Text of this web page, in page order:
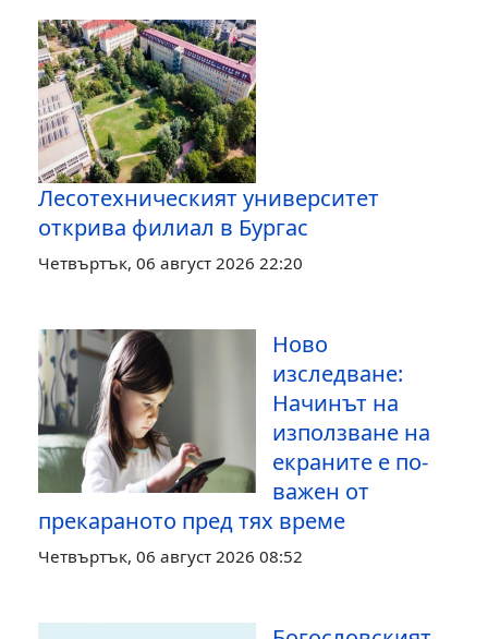
Лесотехническият университет
открива филиал в Бургас
Четвъртък, 06 август 2026 22:20
Ново
изследване:
Начинът на
използване на
екраните е по-
важен от
прекараното пред тях време
Четвъртък, 06 август 2026 08:52